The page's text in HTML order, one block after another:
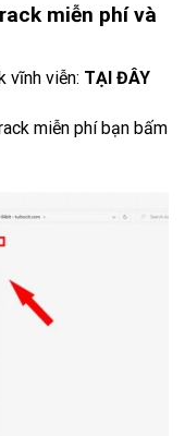
miễn phí và
vĩnh viễn: TẠI ĐÂY
miễn phí bạn bấm